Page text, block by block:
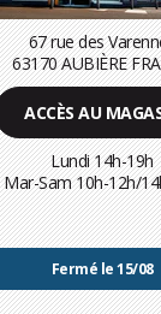
67 rue des
63170 AUBIÈRE
ACCÈS AU
Lundi 14h-19h
Mar-Sam 10h-12h/
Fermé le 15/08